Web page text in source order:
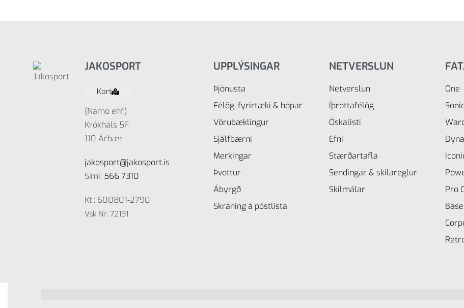
JAKOSPORT
Kort
(Namo ehf)
Krókháls 5F
110 Árbær
jakosport@jakosport.is
Sími: 566 7310
Kt.: 600801-2790
Vsk Nr: 72191
UPPLÝSINGAR
Þjónusta
Félög, fyrirtæki & hópar
Vörubæklingur
Sjálfbærni
Merkingar
Þvottur
Ábyrgð
Skráning á póstlista
NETVERSLUN
Netverslun
Íþróttafélög
Óskalisti
Efni
Stærðartafla
Sendingar & skilareglur
Skilmálar
One
Pro
Base